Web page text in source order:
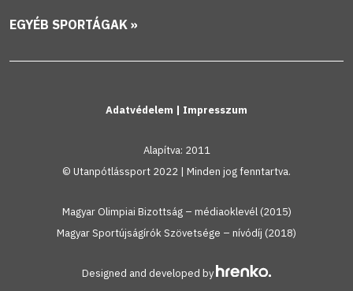
EGYÉB SPORTÁGAK »
Adatvédelem | Impresszum
Alapítva: 2011
© Utanpótlássport 2022 | Minden jog fenntartva.
Magyar Olimpiai Bizottság – médiaoklevél (2015)
Magyar Sportújságírók Szövetsége – nívódíj (2018)
Designed and developed by